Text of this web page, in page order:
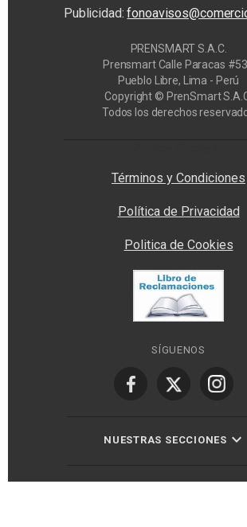
Publicidad:
PRENSMART S.A.C.
Prensmart Calle Paracas
Pueblo Libre, Lima - Perú
Copyright © PrenSmart
Todos los derechos
Términos y Condiciones
Política de Privacidad
Politica de Cookies
SÍGUENOS
NUESTRAS SECCIONES